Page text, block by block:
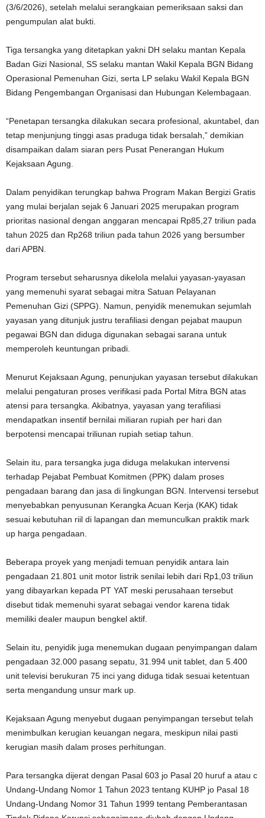
(3/6/2026), setelah melalui serangkaian pemeriksaan saksi dan
pengumpulan alat bukti.
Tiga tersangka yang ditetapkan yakni DH selaku mantan Kepala
Badan Gizi Nasional, SS selaku mantan Wakil Kepala BGN Bidang
Operasional Pemenuhan Gizi, serta LP selaku Wakil Kepala BGN
Bidang Pengembangan Organisasi dan Hubungan Kelembagaan.
“Penetapan tersangka dilakukan secara profesional, akuntabel, dan
tetap menjunjung tinggi asas praduga tidak bersalah,” demikian
disampaikan dalam siaran pers Pusat Penerangan Hukum
Kejaksaan Agung.
Dalam penyidikan terungkap bahwa Program Makan Bergizi Gratis
yang mulai berjalan sejak 6 Januari 2025 merupakan program
prioritas nasional dengan anggaran mencapai Rp85,27 triliun pada
tahun 2025 dan Rp268 triliun pada tahun 2026 yang bersumber
dari APBN.
Program tersebut seharusnya dikelola melalui yayasan-yayasan
yang memenuhi syarat sebagai mitra Satuan Pelayanan
Pemenuhan Gizi (SPPG). Namun, penyidik menemukan sejumlah
yayasan yang ditunjuk justru terafiliasi dengan pejabat maupun
pegawai BGN dan diduga digunakan sebagai sarana untuk
memperoleh keuntungan pribadi.
Menurut Kejaksaan Agung, penunjukan yayasan tersebut dilakukan
melalui pengaturan proses verifikasi pada Portal Mitra BGN atas
atensi para tersangka. Akibatnya, yayasan yang terafiliasi
mendapatkan insentif bernilai miliaran rupiah per hari dan
berpotensi mencapai triliunan rupiah setiap tahun.
Selain itu, para tersangka juga diduga melakukan intervensi
terhadap Pejabat Pembuat Komitmen (PPK) dalam proses
pengadaan barang dan jasa di lingkungan BGN. Intervensi tersebut
menyebabkan penyusunan Kerangka Acuan Kerja (KAK) tidak
sesuai kebutuhan riil di lapangan dan memunculkan praktik mark
up harga pengadaan.
Beberapa proyek yang menjadi temuan penyidik antara lain
pengadaan 21.801 unit motor listrik senilai lebih dari Rp1,03 triliun
yang dibayarkan kepada PT YAT meski perusahaan tersebut
disebut tidak memenuhi syarat sebagai vendor karena tidak
memiliki dealer maupun bengkel aktif.
Selain itu, penyidik juga menemukan dugaan penyimpangan dalam
pengadaan 32.000 pasang sepatu, 31.994 unit tablet, dan 5.400
unit televisi berukuran 75 inci yang diduga tidak sesuai ketentuan
serta mengandung unsur mark up.
Kejaksaan Agung menyebut dugaan penyimpangan tersebut telah
menimbulkan kerugian keuangan negara, meskipun nilai pasti
kerugian masih dalam proses perhitungan.
Para tersangka dijerat dengan Pasal 603 jo Pasal 20 huruf a atau c
Undang-Undang Nomor 1 Tahun 2023 tentang KUHP jo Pasal 18
Undang-Undang Nomor 31 Tahun 1999 tentang Pemberantasan